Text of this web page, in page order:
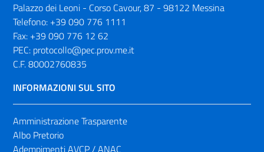
Palazzo dei Leoni - Corso Cavour, 87 - 98122 Messina
Telefono: +39 090 776 1111
Fax: +39 090 776 12 62
PEC: protocollo@pec.prov.me.it
C.F. 80002760835
INFORMAZIONI SUL SITO
Amministrazione Trasparente
Albo Pretorio